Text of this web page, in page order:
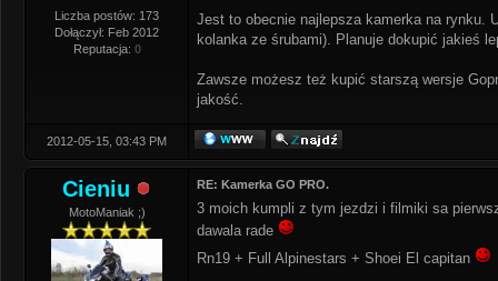
Liczba postów: 173
Dołączył: Feb 2012
Reputacja: 0
Jest to obecnie najlepsza kamerka na rynku.
kolanka ze śrubami). Planuje dokupić jakieś
Zawsze możesz też kupić starszą wersje
jakość.
2012-05-15, 03:43 PM
Cieniu
MotoManiak ;)
RE: Kamerka GO PRO.
3 moich kumpli z tym jezdzi i filmiki sa
dawala rade
Rn19 + Full Alpinestars + Shoei El capitan